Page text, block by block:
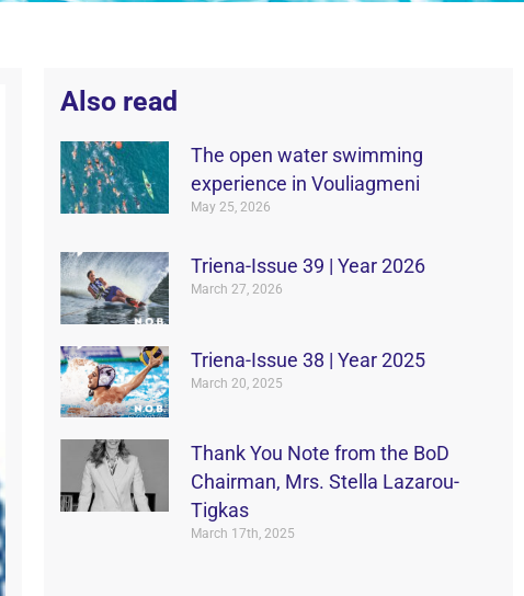
Also read
The open water swimming
experience in Vouliagmeni
May 25, 2026
Triena-Issue 39 | Year 2026
March 27, 2026
Triena-Issue 38 | Year 2025
March 20, 2025
Thank You Note from the BoD
Chairman, Mrs. Stella Lazarou-
Tigkas
March 17th, 2025